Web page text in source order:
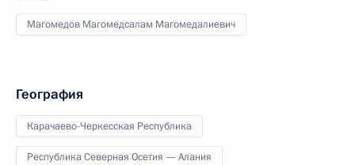
Магомедов Магомедсалам Магомедалиевич
География
Карачаево-Черкесская Республика
Республика Северная Осетия — Алания